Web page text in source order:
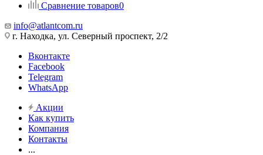
Сравнение товаров0
info@atlantcom.ru
г. Находка, ул. Северный проспект, 2/2
Вконтакте
Facebook
Telegram
WhatsApp
Акции
Как купить
Компания
Контакты
...